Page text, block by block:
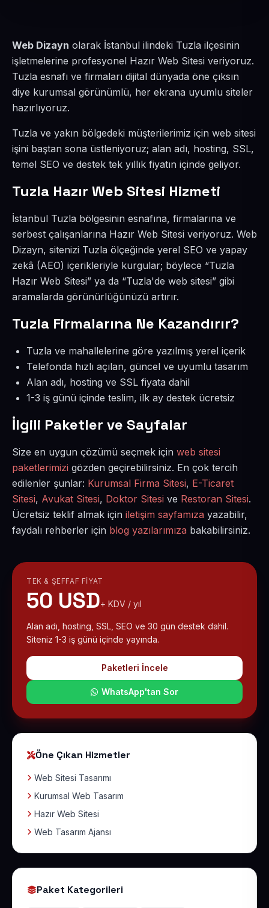
Web Dizayn olarak İstanbul ilindeki Tuzla ilçesinin
işletmelerine profesyonel Hazır Web Sitesi veriyoruz.
Tuzla esnafı ve firmaları dijital dünyada öne çıksın
diye kurumsal görünümlü, her ekrana uyumlu siteler
hazırlıyoruz.
Tuzla ve yakın bölgedeki müşterilerimiz için web sitesi
işini baştan sona üstleniyoruz; alan adı, hosting, SSL,
temel SEO ve destek tek yıllık fiyatın içinde geliyor.
Tuzla Hazır Web Sitesi Hizmeti
İstanbul Tuzla bölgesinin esnafına, firmalarına ve
serbest çalışanlarına Hazır Web Sitesi veriyoruz. Web
Dizayn, sitenizi Tuzla ölçeğinde yerel SEO ve yapay
zekâ (AEO) içerikleriyle kurgular; böylece “Tuzla
Hazır Web Sitesi” ya da “Tuzla'de web sitesi” gibi
aramalarda görünürlüğünüzü artırır.
Tuzla Firmalarına Ne Kazandırır?
Tuzla ve mahallelerine göre yazılmış yerel içerik
Telefonda hızlı açılan, güncel ve uyumlu tasarım
Alan adı, hosting ve SSL fiyata dahil
1-3 iş günü içinde teslim, ilk ay destek ücretsiz
İlgili Paketler ve Sayfalar
Size en uygun çözümü seçmek için web sitesi
paketlerimizi gözden geçirebilirsiniz. En çok tercih
edilenler şunlar: Kurumsal Firma Sitesi, E-Ticaret
Sitesi, Avukat Sitesi, Doktor Sitesi ve Restoran Sitesi.
Ücretsiz teklif almak için iletişim sayfamıza yazabilir,
faydalı rehberler için blog yazılarımıza bakabilirsiniz.
TEK & ŞEFFAF FIYAT
50 USD+ KDV / yıl
Alan adı, hosting, SSL, SEO ve 30 gün destek dahil.
Siteniz 1-3 iş günü içinde yayında.
Paketleri İncele
WhatsApp'tan Sor
Öne Çıkan Hizmetler
Web Sitesi Tasarımı
Kurumsal Web Tasarım
Hazır Web Sitesi
Web Tasarım Ajansı
Paket Kategorileri